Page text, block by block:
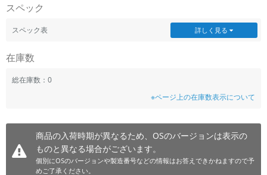
スペック
スペック表 詳しく見る
在庫数
総在庫数：0
※ページ上の在庫数表示について
商品の入荷時期が異なるため、OSのバージョンは表示の
ものと異なる場合がございます。
個別にOSのバージョンや製造番号などの情報はお答えできかねますので予
めご了承ください。
価格